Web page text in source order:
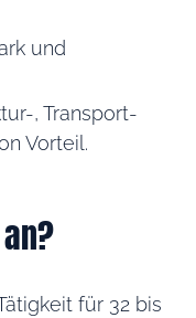
und
, Transport-
Vorteil.
für 32 bis